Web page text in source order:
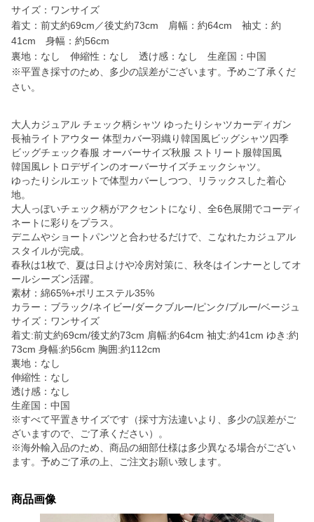
サイズ：ワンサイズ
着丈：前丈約69cm／後丈約73cm 肩幅：約64cm 袖丈：約
41cm 身幅：約56cm
裏地：なし 伸縮性：なし 透け感：なし 生産国：中国
※平置き採寸のため、多少の誤差がございます。予めご了承くだ
さい。
大人カジュアル チェック柄シャツ ゆったりシャツカーディガン
長袖ライトアウター 体型カバー羽織り韓国風ビッグシャツ四季
ビッグチェック春服 オーバーサイズ秋服 ストリート服韓国風
韓国風レトロデザインのオーバーサイズチェックシャツ。
ゆったりシルエットで体型カバーしつつ、リラックスした着心
地。
大人っぽいチェック柄がアクセントになり、全6色展開でコーディ
ネートに彩りをプラス。
デニムやショートパンツと合わせるだけで、こなれたカジュアル
スタイルが完成。
春秋は1枚で、夏は日よけや冷房対策に、秋冬はインナーとしてオ
ールシーズン活躍。
素材：綿65%+ポリエステル35%
カラー：ブラック/ネイビー/ダークブルー/ピンク/ブルー/ベージュ
サイズ：ワンサイズ
着丈:前丈約69cm/後丈約73cm 肩幅:約64cm 袖丈:約41cm ゆき:約
73cm 身幅:約56cm 胸囲:約112cm
裏地：なし
伸縮性：なし
透け感：なし
生産国：中国
※すべて平置きサイズです（採寸方法違いより、多少の誤差がご
ざいますので、ご了承ください）。
※海外輸入品のため、商品の細部仕様は多少異なる場合がござい
ます。予めご了承の上、ご注文お願い致します。
商品画像